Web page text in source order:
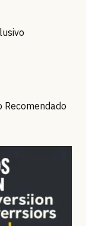
Recomendado